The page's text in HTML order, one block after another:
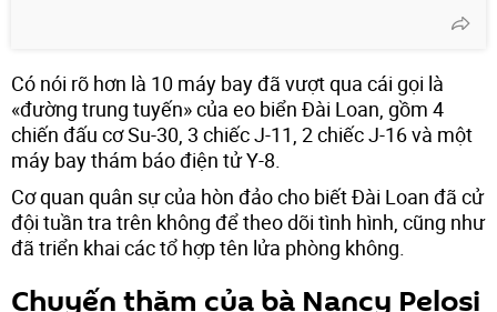
Có nói rõ hơn là 10 máy bay đã vượt qua cái gọi là
«đường trung tuyến» của eo biển Đài Loan, gồm 4
chiến đấu cơ Su-30, 3 chiếc J-11, 2 chiếc J-16 và một
máy bay thám báo điện tử Y-8.
Cơ quan quân sự của hòn đảo cho biết Đài Loan đã cử
đội tuần tra trên không để theo dõi tình hình, cũng như
đã triển khai các tổ hợp tên lửa phòng không.
Chuyến thăm của bà Nancy Pelosi